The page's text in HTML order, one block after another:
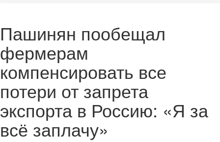
Пашинян пообещал
фермерам
компенсировать все
потери от запрета
экспорта в Россию: «Я за
всё заплачу»